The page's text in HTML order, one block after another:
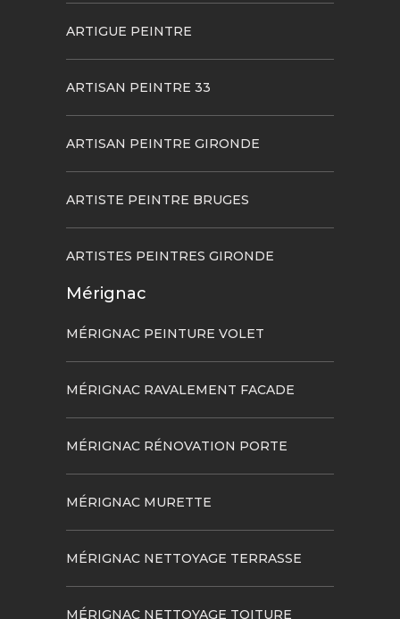
ARTIGUE PEINTRE
ARTISAN PEINTRE 33
ARTISAN PEINTRE GIRONDE
ARTISTE PEINTRE BRUGES
ARTISTES PEINTRES GIRONDE
Mérignac
MÉRIGNAC PEINTURE VOLET
MÉRIGNAC RAVALEMENT FACADE
MÉRIGNAC RÉNOVATION PORTE
MÉRIGNAC MURETTE
MÉRIGNAC NETTOYAGE TERRASSE
MÉRIGNAC NETTOYAGE TOITURE